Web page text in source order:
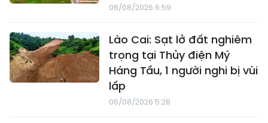
06/08/2026 6:59
Lào Cai: Sạt lở đất nghiêm
trọng tại Thủy điện Mý
Háng Tầu, 1 người nghi bị vùi
lấp
06/08/2026 5:28